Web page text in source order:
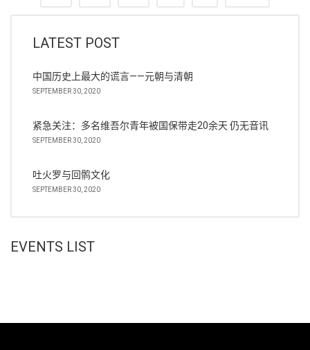
LATEST POST
中国历史上最大的谎言——元朝与清朝
SEPTEMBER 30, 2020
紧急关注：多名维吾尔青年被国保带走20余天 仍无音讯
SEPTEMBER 30, 2020
吐火罗与回鹘文化
SEPTEMBER 30, 2020
EVENTS LIST